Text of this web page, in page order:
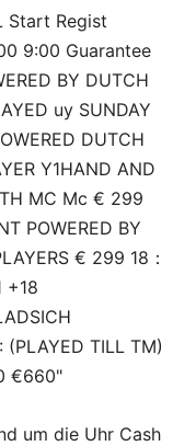
um die Uhr Cash